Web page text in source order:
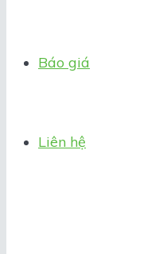
Báo giá
Liên hệ